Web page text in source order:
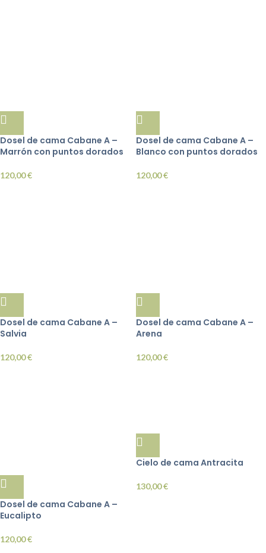
Dosel de cama Cabane A –
Marrón con puntos dorados
120,00€
Dosel de cama Cabane A –
Blanco con puntos dorados
120,00€
Dosel de cama Cabane A –
Salvia
120,00€
Dosel de cama Cabane A –
Arena
120,00€
Dosel de cama Cabane A –
Eucalipto
120,00€
Cielo de cama Antracita
130,00€